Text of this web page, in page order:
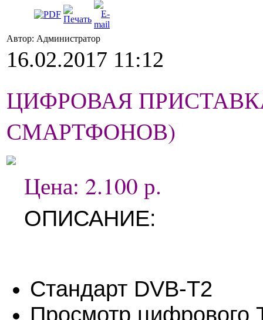
Автор: Администратор
16.02.2017 11:12
ЦИФРОВАЯ
СМАРТФОНОВ)
Цена: 2.100 р.
ОПИСАНИЕ:
Стандарт DVB-T2
Просмотр цифрового